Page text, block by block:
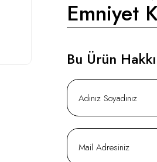
Emniyet
Bu Ürün